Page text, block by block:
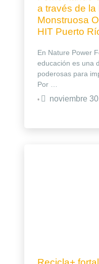
a través de la
Monstruosa
HIT Puerto
En Nature Power
educación es una
poderosas para
Por …
• noviembre